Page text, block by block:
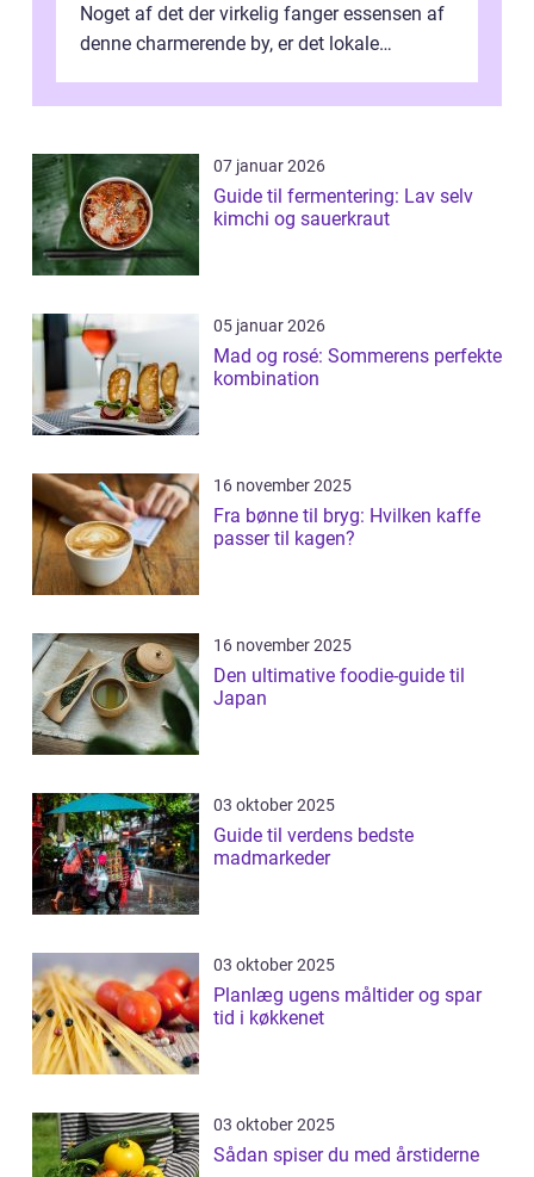
Noget af det der virkelig fanger essensen af
denne charmerende by, er det lokale
07 januar 2026
Guide til fermentering: Lav selv
kimchi og sauerkraut
05 januar 2026
Mad og rosé: Sommerens perfekte
kombination
16 november 2025
Fra bønne til bryg: Hvilken kaffe
passer til kagen?
16 november 2025
Den ultimative foodie-guide til
Japan
03 oktober 2025
Guide til verdens bedste
madmarkeder
03 oktober 2025
Planlæg ugens måltider og spar
tid i køkkenet
03 oktober 2025
Sådan spiser du med årstiderne